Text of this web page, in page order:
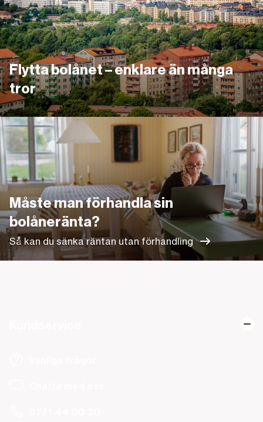
Flytta bolånet – enklare än många
tror
Så kan du sänka räntan utan förhandling
Måste man förhandla sin
bolåneränta?
Så kan du sänka räntan utan förhandling